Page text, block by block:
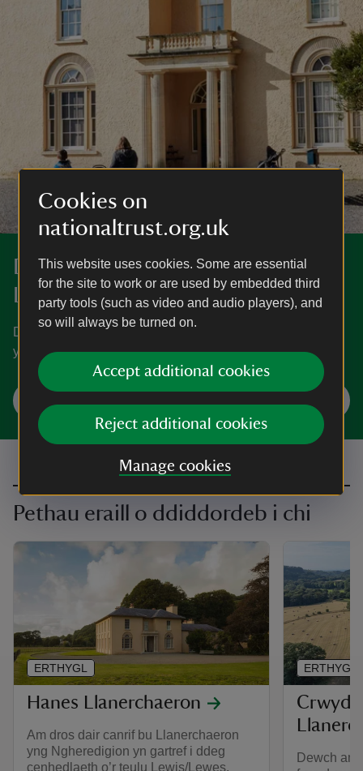
Cookies on
nationaltrust.org.uk
This website uses cookies. Some are essential
for the site to work or are used by embedded third
party tools (such as video and audio players), and
so will always be turned on.
Accept additional cookies
Reject additional cookies
Manage cookies
Darganfyddwch fwy am
Llanerchaeron
Dysgwch pryd mae Llanerchaeron ar agor, sut i gyrraedd
yno, pethau i’w gweld a’u gwneud a mwy.
Trefnwch eich ymweliad
Pethau eraill o ddiddordeb i chi
Hanes Llanerchaeron
Am dros dair canrif bu Llanerchaeron
yng Ngheredigion yn gartref i ddeg
cenhedlaeth o’r teulu Lewis/Lewes.
ERTHYGL
Dewch am
ERTHYGL